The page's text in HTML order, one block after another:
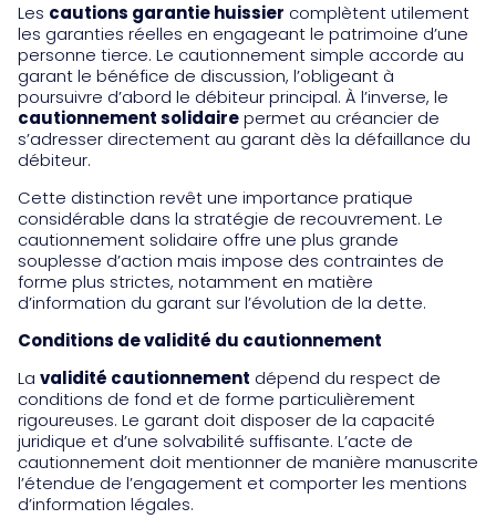
Les cautions garantie huissier complètent utilement
les garanties réelles en engageant le patrimoine d’une
personne tierce. Le cautionnement simple accorde au
garant le bénéfice de discussion, l’obligeant à
poursuivre d’abord le débiteur principal. À l’inverse, le
cautionnement solidairepermet au créancier de
s’adresser directement au garant dès la défaillance du
débiteur.
Cette distinction revêt une importance pratique
considérable dans la stratégie de recouvrement. Le
cautionnement solidaire offre une plus grande
souplesse d’action mais impose des contraintes de
forme plus strictes, notamment en matière
d’information du garant sur l’évolution de la dette.
Conditions de validité du cautionnement
La validité cautionnement dépend du respect de
conditions de fond et de forme particulièrement
rigoureuses. Le garant doit disposer de la capacité
juridique et d’une solvabilité suffisante. L’acte de
cautionnement doit mentionner de manière manuscrite
l’étendue de l’engagement et comporter les mentions
d’information légales.